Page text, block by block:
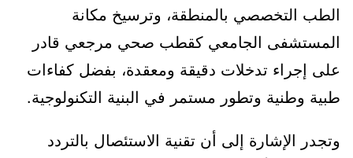
الطب التخصصي بالمنطقة، وترسيخ مكانة
المستشفى الجامعي كقطب صحي مرجعي قادر
على إجراء تدخلات دقيقة ومعقدة، بفضل كفاءات
طبية وطنية وتطور مستمر في البنية التكنولوجية.
وتجدر الإشارة إلى أن تقنية الاستئصال بالتردد